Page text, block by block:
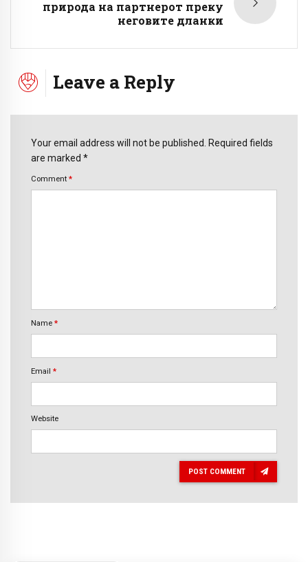
природа на партнерот преку
неговите дланки
Leave a Reply
Your email address will not be published. Required fields
are marked *
Comment *
Name *
Email *
Website
POST COMMENT